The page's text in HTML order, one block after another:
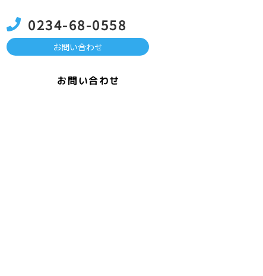
0234-68-0558
お問い合わせ
お問い合わせ